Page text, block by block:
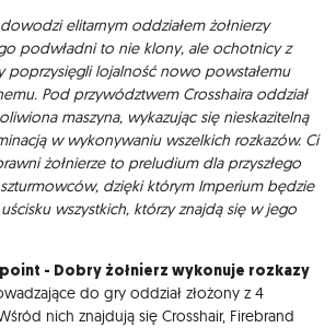
dowodzi elitarnym oddziałem żołnierzy
podwładni to nie klony, ale ochotnicy z
poprzysięgli lojalność nowo powstałemu
Pod przywództwem Crosshaira oddział
maszyna, wykazując się nieskazitelną
w wykonywaniu wszelkich rozkazów. Ci
żołnierze to preludium dla przyszłego
dzięki którym Imperium będzie
wszystkich, którzy znajdą się w jego
- Dobry żołnierz wykonuje rozkazy
do gry oddział złożony z 4
nich znajdują się Crosshair, Firebrand